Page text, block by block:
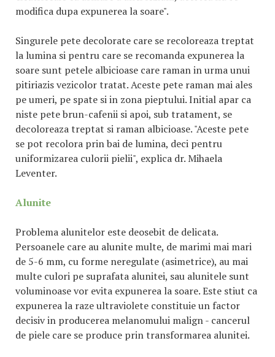
modifica dupa expunerea la soare".
Singurele pete decolorate care se recoloreaza treptat
la lumina si pentru care se recomanda expunerea la
soare sunt petele albicioase care raman in urma unui
pitiriazis vezicolor tratat. Aceste pete raman mai ales
pe umeri, pe spate si in zona pieptului. Initial apar ca
niste pete brun-cafenii si apoi, sub tratament, se
decoloreaza treptat si raman albicioase. "Aceste pete
se pot recolora prin bai de lumina, deci pentru
uniformizarea culorii pielii", explica dr. Mihaela
Leventer.
Alunite
Problema alunitelor este deosebit de delicata.
Persoanele care au alunite multe, de marimi mai mari
de 5-6 mm, cu forme neregulate (asimetrice), au mai
multe culori pe suprafata alunitei, sau alunitele sunt
voluminoase vor evita expunerea la soare. Este stiut ca
expunerea la raze ultraviolete constituie un factor
decisiv in producerea melanomului malign - cancerul
de piele care se produce prin transformarea alunitei.